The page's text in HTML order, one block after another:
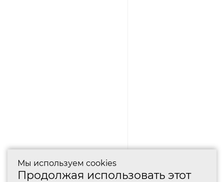
Мы используем cookies
Продолжая использовать этот